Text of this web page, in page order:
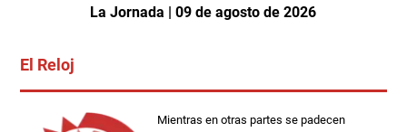
La Jornada | 09 de agosto de 2026
El Reloj
Mientras en otras partes se padecen